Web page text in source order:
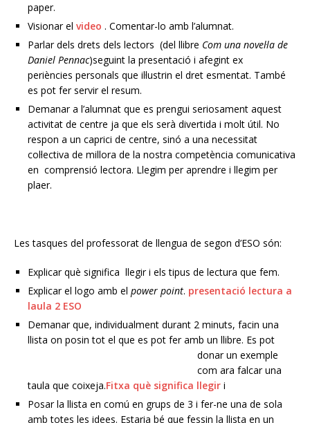
paper.
Visionar el video . Comentar-lo amb l’alumnat.
Parlar dels drets dels lectors (del llibre Com una novel·la de
Daniel Pennac)seguint la presentació i afegint ex
periències personals que il·lustrin el dret esmentat. També
es pot fer servir el resum.
Demanar a l’alumnat que es prengui seriosament aquest
activitat de centre ja que els serà divertida i molt útil. No
respon a un caprici de centre, sinó a una necessitat
col·lectiva de millora de la nostra competència comunicativa
en comprensió lectora. Llegim per aprendre i llegim per
plaer.
Les tasques del professorat de llengua de segon d’ESO són:
Explicar què significa llegir i els tipus de lectura que fem.
Explicar el logo amb el power point. presentació lectura a
laula 2 ESO
Demanar que, individualment durant 2 minuts, facin una
llista on posin tot el que es pot fer amb un llibre. Es pot
donar un exemple
com ara falcar una
taula que coixeja.Fitxa què significa llegir i
Posar la llista en comú en grups de 3 i fer-ne una de sola
amb totes les idees. Estaria bé que fessin la llista en un